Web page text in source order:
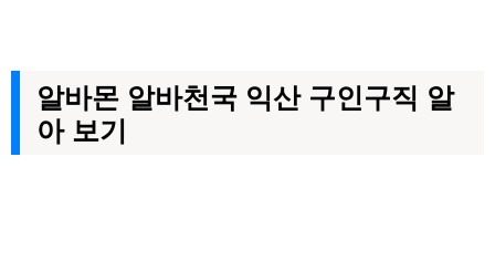
알바몬 알바천국 익산 구인구직 알
아 보기